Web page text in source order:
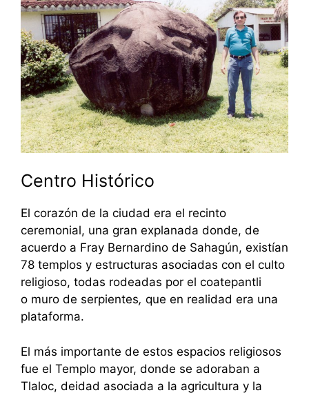
Centro Histórico
El corazón de la ciudad era el recinto
ceremonial, una gran explanada donde, de
acuerdo a Fray Bernardino de Sahagún, existían
78 templos y estructuras asociadas con el culto
religioso, todas rodeadas por el coatepantli
o muro de serpientes, que en realidad era una
plataforma.
El más importante de estos espacios religiosos
fue el Templo mayor, donde se adoraban a
Tlaloc, deidad asociada a la agricultura y la